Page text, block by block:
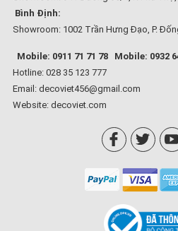
Bình Định:
Showroom: 1002 Trần Hưng Đạo, P.
Mobile: 0911 71 71 78
Mobile: 0932
Hotline: 028 35 123 777
Email: decoviet456@gmail.com
Website: decoviet.com